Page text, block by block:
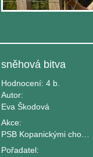
sněhová bitva
Hodnocení: 4 b.
Autor:
Eva Škodová
Akce:
PSB Kopanickými chodníčky - turnus B
Pořadatel: